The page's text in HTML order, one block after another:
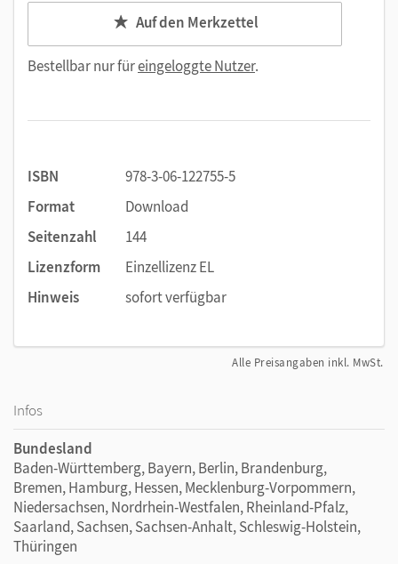
Auf den Merkzettel
Bestellbar nur füreingeloggte Nutzer.
ISBN
978-3-06-122755-5
Format
Download
Seitenzahl
144
Lizenzform
Einzellizenz EL
Hinweis
sofort verfügbar
Alle Preisangaben inkl. MwSt.
Infos
Bundesland
Baden-Württemberg, Bayern, Berlin, Brandenburg,
Bremen, Hamburg, Hessen, Mecklenburg-Vorpommern,
Niedersachsen, Nordrhein-Westfalen, Rheinland-Pfalz,
Saarland, Sachsen, Sachsen-Anhalt, Schleswig-Holstein,
Thüringen